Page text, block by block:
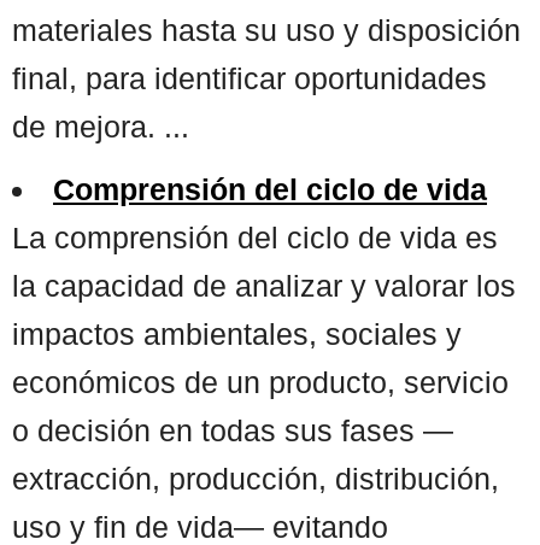
materiales hasta su uso y disposición
final, para identificar oportunidades
de mejora. ...
Comprensión del ciclo de vida
La comprensión del ciclo de vida es
la capacidad de analizar y valorar los
impactos ambientales, sociales y
económicos de un producto, servicio
o decisión en todas sus fases —
extracción, producción, distribución,
uso y fin de vida— evitando